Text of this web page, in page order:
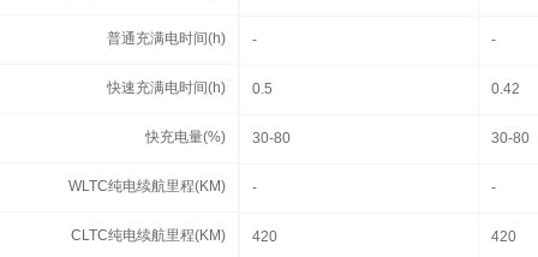
普通充满电时间(h) - -
快速充满电时间(h) 0.5 0.42
快充电量(%) 30-80 30-80
WLTC纯电续航里程(KM) - -
CLTC纯电续航里程(KM) 420 420
普通充满电时间(h)
快速充满电时间(h)
快充电量(%)
WLTC纯电续航里程(KM)
CLTC纯电续航里程(KM)